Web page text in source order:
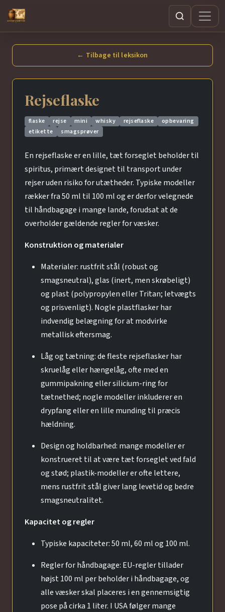
Søg
← Tilbage til leksikon
Rejseflaske
flaske rejse mini whisky rejseflaske
opbevaring
etikette
smagsprøver
En rejseflaske er en lille, tæt forseglet beholder til
spiritus, primært designet til transport under
rejser uden risiko for utætheder. Typiske modeller
rækker fra 50 ml til 100 ml og er derfor velegnede
til håndbagage i mange lande, forudsat at de
overholder gældende regler for væsker.
Konstruktion og materialer
Materialer: rustfrit stål (robust og
smagsneutral), glas (inert, men skrøbeligt)
og plast (polypropylen eller Tritan; letvægts
og prisvenligt). Nogle plastflasker har
indvendig belægning for at modvirke
metallisk eftersmag.
Låg og tætning: de fleste rejseflasker har
skruelåg eller hængelåg, ofte med en
gummipakning eller silicium-ring for
tætnethed; nogle modeller inkluderer en
drypfang eller en lille munding til præcis
hældning.
Design og holdbarhed: mange modeller er
konstrueret til at være tæt forseglet ved fald
og stød; plastik-modeller er ofte lettere,
mens rustfrit stål giver lang levetid og bedre
smagsneutralitet.
Kapacitet og regler
Typiske kapaciteter: 50 ml, 60 ml og 100 ml.
Regler for håndbagage: EU-regler tillader
højst 100 ml per beholder i håndbagage, og
alle væsker skal placeres i en gennemsigtig
pose på cirka 1 liter. I USA følger mange